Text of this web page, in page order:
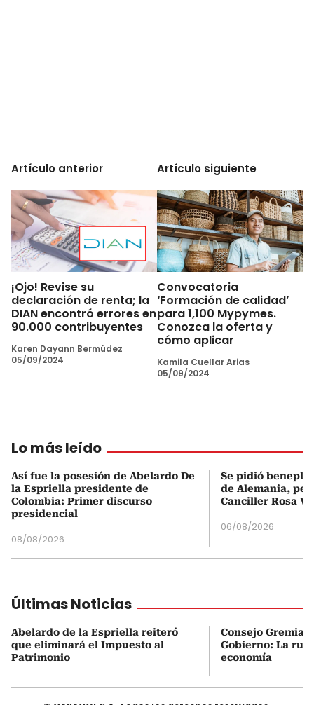
Artículo anterior
¡Ojo! Revise su
declaración de renta; la
DIAN encontró errores en
90.000 contribuyentes
Karen Dayann Bermúdez
05/09/2024
Artículo siguiente
Convocatoria
‘Formación de calidad’
para 1,100 Mypymes.
Conozca la oferta y
cómo aplicar
Kamila Cuellar Arias
05/09/2024
Lo más leído
Así fue la posesión de Abelardo De
la Espriella presidente de
Colombia: Primer discurso
presidencial
08/08/2026
Se pidió
de Alemania,
Canciller Rosa
06/08/2026
Últimas Noticias
Abelardo de la Espriella reiteró
que eliminará el Impuesto al
Patrimonio
Consejo Gremial
Gobierno: La
economía